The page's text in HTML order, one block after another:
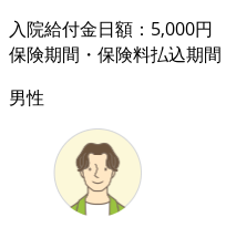
入院給付金日額：5,000
保険期間・保険料払込期
男性